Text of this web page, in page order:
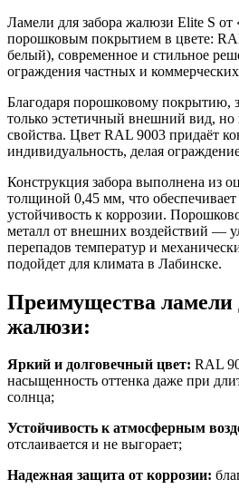
Ламели для забора жалюзи Elite S
порошковым покрытием в цвете:
белый), современное и стильное
ограждения частных и коммерческих
Благодаря порошковому покрытию,
только эстетичный внешний вид,
свойства. Цвет RAL 9003 придаёт
индивидуальность, делая
Конструкция забора выполнена из
толщиной 0,45 мм, что
устойчивость к коррозии.
металл от внешних воздействий —
перепадов температур и
подойдет для климата в Лабинске.
Преимущества ламели
жалюзи:
Яркий и долговечный цвет: RAL
насыщенность оттенка даже при
солнца;
Устойчивость к атмосферным
отслаивается и не выгорает;
Надежная защита от коррозии: